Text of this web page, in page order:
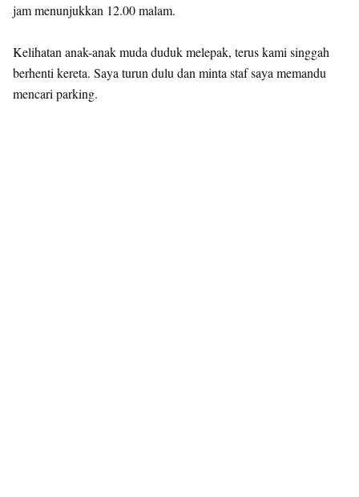
jam menunjukkan 12.00 malam.
Kelihatan anak-anak muda duduk melepak, terus kami singgah
berhenti kereta. Saya turun dulu dan minta staf saya memandu
mencari parking.